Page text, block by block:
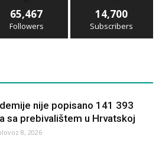
65,467
Followers
14,700
Subscribers
nije popisano 141 393
sa prebivalištem u Hrvatskoj
8, 2026